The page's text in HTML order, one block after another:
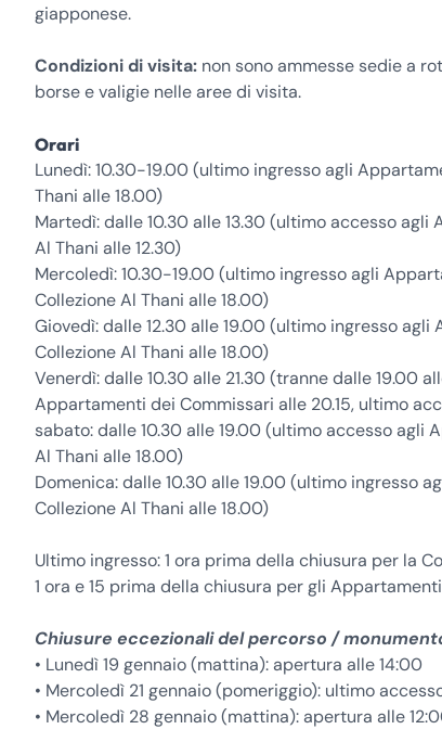
giapponese.
Condizioni di visita: non sono ammesse sedie a
borse e valigie nelle aree di visita.
Orari
Lunedì: 10.30-19.00 (ultimo ingresso agli
Thani alle 18.00)
Martedì: dalle 10.30 alle 13.30 (ultimo accesso
Al Thani alle 12.30)
Mercoledì: 10.30-19.00 (ultimo ingresso agli
Collezione Al Thani alle 18.00)
Giovedì: dalle 12.30 alle 19.00 (ultimo ingresso
Collezione Al Thani alle 18.00)
Venerdì: dalle 10.30 alle 21.30 (tranne dalle 19.00
Appartamenti dei Commissari alle 20.15, ultimo
sabato: dalle 10.30 alle 19.00 (ultimo accesso agli
Al Thani alle 18.00)
Domenica: dalle 10.30 alle 19.00 (ultimo ingresso
Collezione Al Thani alle 18.00)
Ultimo ingresso: 1 ora prima della chiusura per la
1 ora e 15 prima della chiusura per gli
Chiusure eccezionali del percorso /
• Lunedì 19 gennaio (mattina): apertura alle 14:00
• Mercoledì 21 gennaio (pomeriggio): ultimo
• Mercoledì 28 gennaio (mattina): apertura alle